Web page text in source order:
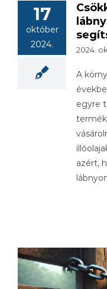
17
október
2024.
2024.
A
egyre
azért,